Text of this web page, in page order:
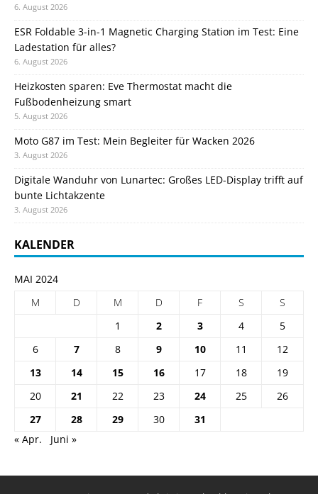
6. August 2026
ESR Foldable 3-in-1 Magnetic Charging Station im Test: Eine
Ladestation für alles?
6. August 2026
Heizkosten sparen: Eve Thermostat macht die
Fußbodenheizung smart
5. August 2026
Moto G87 im Test: Mein Begleiter für Wacken 2026
3. August 2026
Digitale Wanduhr von Lunartec: Großes LED-Display trifft auf
bunte Lichtakzente
3. August 2026
KALENDER
MAI 2024
M
D M D F S
S
1
2 3 4
5
6
7 8 9 10 11
12
13
14 15 16 17 18
19
20
21 22 23 24 25
26
27
28 29 30
31
« Apr.
Juni »